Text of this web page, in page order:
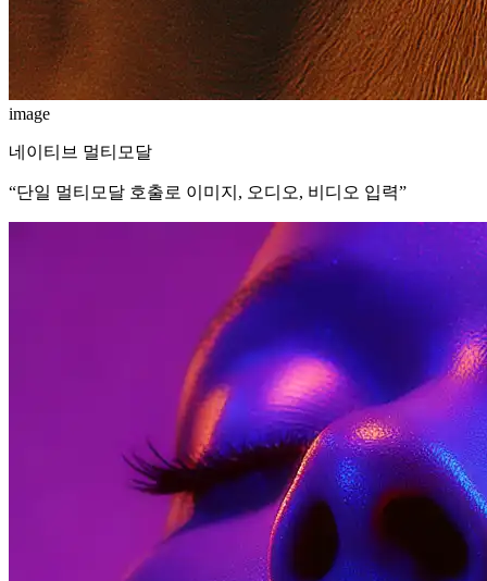
image
네이티브 멀티모달
“단일 멀티모달 호출로 이미지, 오디오, 비디오 입력”